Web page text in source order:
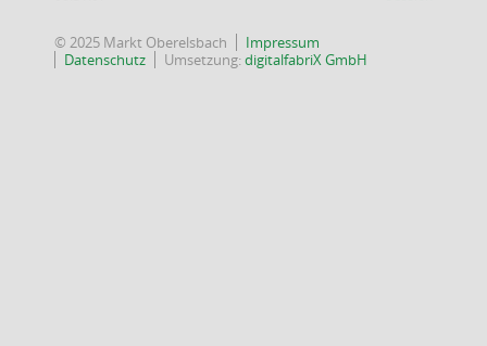
© 2025 Markt Oberelsbach
Impressum
Datenschutz
Umsetzung:digitalfabriX GmbH